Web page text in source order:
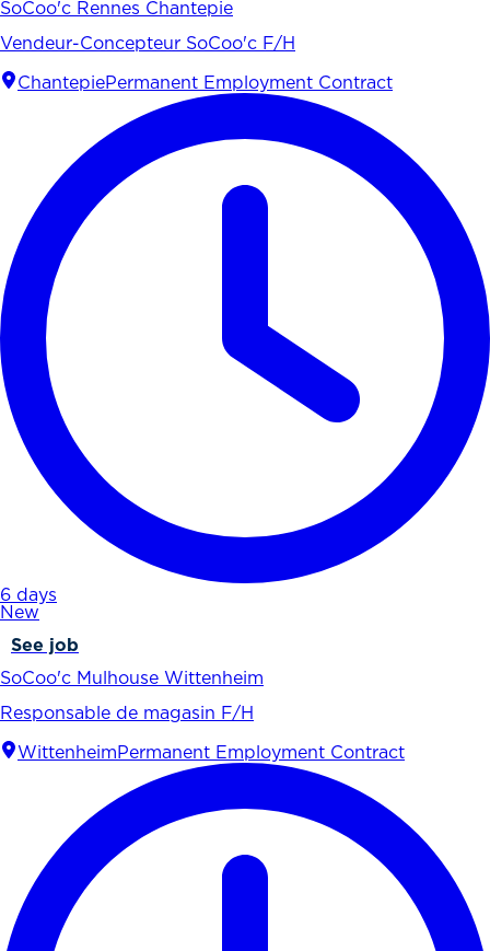
SoCoo'c Rennes Chantepie
Vendeur-Concepteur SoCoo'c F/H
ChantepiePermanent Employment Contract
6 days
New
See job
SoCoo'c Mulhouse Wittenheim
Responsable de magasin F/H
Wittenheim Permanent Employment Contract